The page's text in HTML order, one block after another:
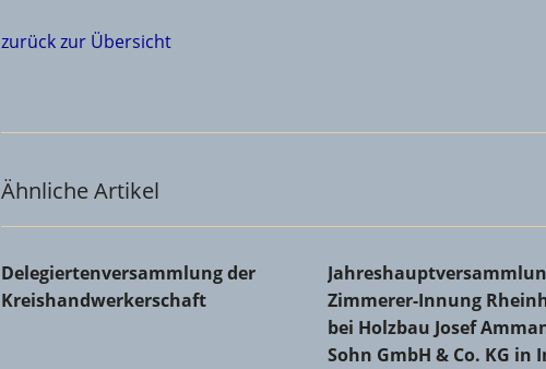
zurück zur Übersicht
Ähnliche Artikel
Delegiertenversammlung der Kreishandwerkerschaft
Delegiertenversammlung der
Kreishandwerkerschaft
Jahreshauptversammlung
Co. KG in Ingelheim
Zimmerer-Innung
bei Holzbau Josef
Sohn GmbH & Co. KG in